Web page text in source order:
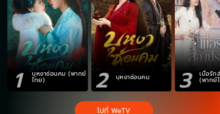
1 บุหงาซ่อนคม (พากย์
ไทย) 2 บุหงาซ่อนคม 3 เมื่อรัก
(พากย์
ไปที่ WeTV